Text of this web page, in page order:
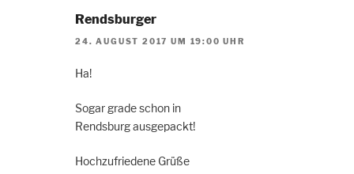
Rendsburger
24. AUGUST 2017 UM 19:00 UHR
Ha!
Sogar grade schon in
Rendsburg ausgepackt!
Hochzufriedene Grüße